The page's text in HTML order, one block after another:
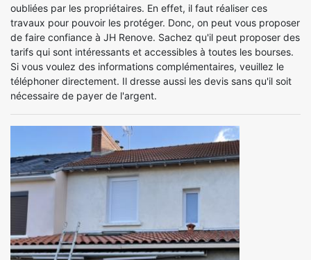
oubliées par les propriétaires. En effet, il faut réaliser ces
travaux pour pouvoir les protéger. Donc, on peut vous proposer
de faire confiance à JH Renove. Sachez qu'il peut proposer des
tarifs qui sont intéressants et accessibles à toutes les bourses.
Si vous voulez des informations complémentaires, veuillez le
téléphoner directement. Il dresse aussi les devis sans qu'il soit
nécessaire de payer de l'argent.